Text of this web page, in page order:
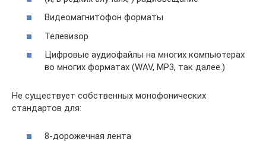
Видеомагнитофон форматы
Телевизор
Цифровые аудиофайлы на многих компьютерах
во многих форматах (WAV, MP3, так далее.)
Не существует собственных монофонических
стандартов для:
8-дорожечная лента